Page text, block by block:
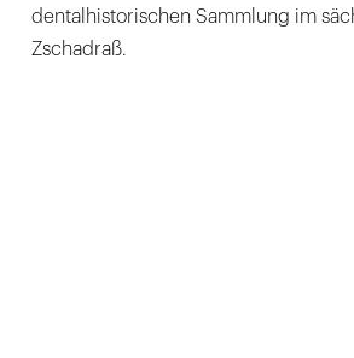
dentalhistorischen Sammlung im
Zschadraß.